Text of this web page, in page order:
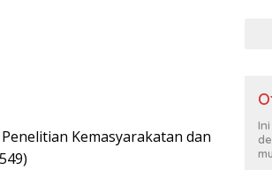
Kemasyarakatan dan